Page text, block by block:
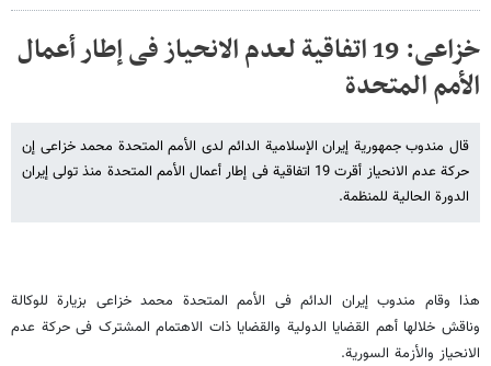
خزاعی: 19 اتفاقیة لعدم الانحیاز فی إطار أعمال
الأمم المتحدة
قال مندوب جمهوریة إیران الإسلامیة الدائم لدى الأمم المتحدة محمد خزاعی إن
حرکة عدم الانحیاز أقرت 19 اتفاقیة فی إطار أعمال الأمم المتحدة منذ تولی إیران
الدورة الحالیة للمنظمة.
هذا وقام مندوب إیران الدائم فی الأمم المتحدة محمد خزاعی بزیارة للوکالة
وناقش خلالها أهم القضایا الدولیة والقضایا ذات الاهتمام المشترک فی حرکة عدم
الانحیاز والأزمة السوریة.